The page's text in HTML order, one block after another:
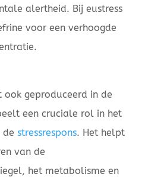
alertheid. Bij eustress
voor een verhoogde
geproduceerd in de
een cruciale rol in het
de stressrespons. Het helpt
van de
het metabolisme en